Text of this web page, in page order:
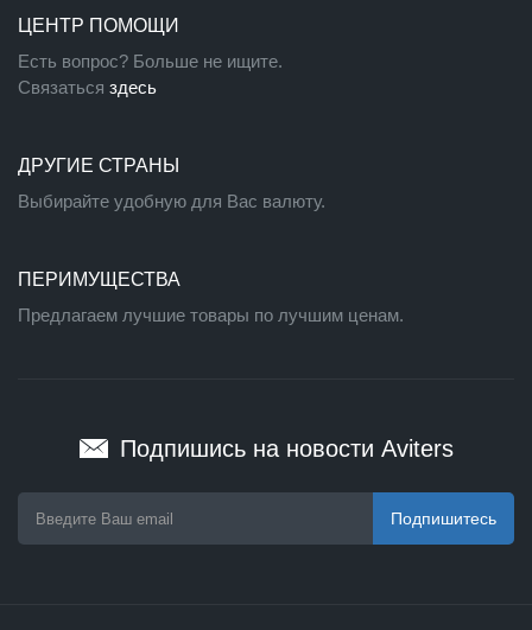
ЦЕНТР ПОМОЩИ
Есть вопрос? Больше не ищите.
Связаться здесь
ДРУГИЕ СТРАНЫ
Выбирайте удобную для Вас валюту.
ПЕРИМУЩЕСТВА
Предлагаем лучшие товары по лучшим ценам.
Подпишись на новости Aviters
Подпишитесь